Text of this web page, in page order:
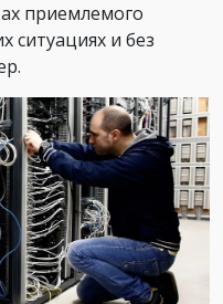
приемлемого
ситуациях и без